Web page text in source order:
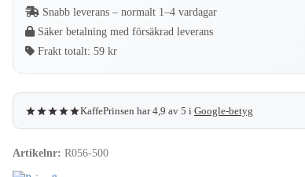
tekanna
mängd
Snabb leverans – normalt 1–4 vardagar
Säker betalning med försäkrad leverans
Frakt totalt: 59 kr
KaffePrinsen har 4,9 av 5 i Google-betyg
Artikelnr: R056-500